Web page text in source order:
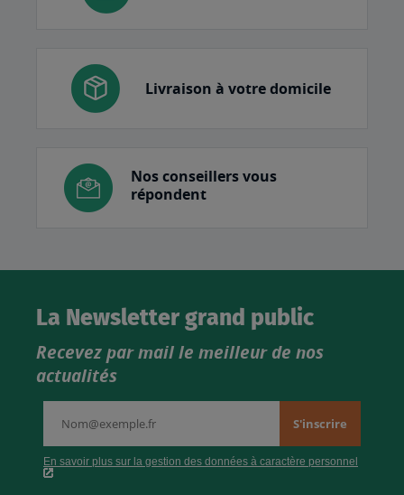
Livraison à votre domicile
Nos conseillers vous
répondent
La Newsletter grand public
Recevez par mail le meilleur de nos
actualités